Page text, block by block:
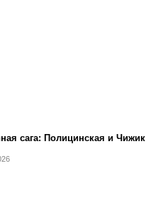
сага: Полицинская и Чижик